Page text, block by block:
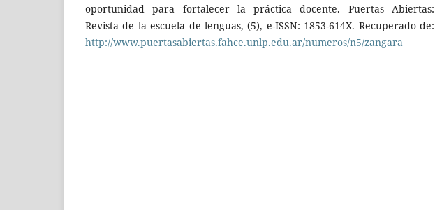
oportunidad para fortalecer la práctica docente. Puertas Abiertas:
Revista de la escuela de lenguas, (5), e-ISSN: 1853-614X. Recuperado de:
http://www.puertasabiertas.fahce.unlp.edu.ar/numeros/n5/zangara